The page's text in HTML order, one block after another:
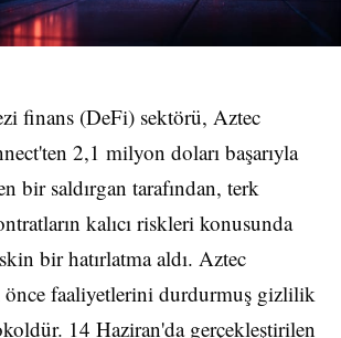
finans (DeFi) sektörü, Aztec
2,1 milyon doları başarıyla
bir saldırgan tarafından, terk
kalıcı riskleri konusunda
bir hatırlatma aldı. Aztec
önce faaliyetlerini durdurmuş gizlilik
14 Haziran'da gerçekleştirilen